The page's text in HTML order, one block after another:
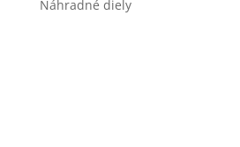
Náhradné diely